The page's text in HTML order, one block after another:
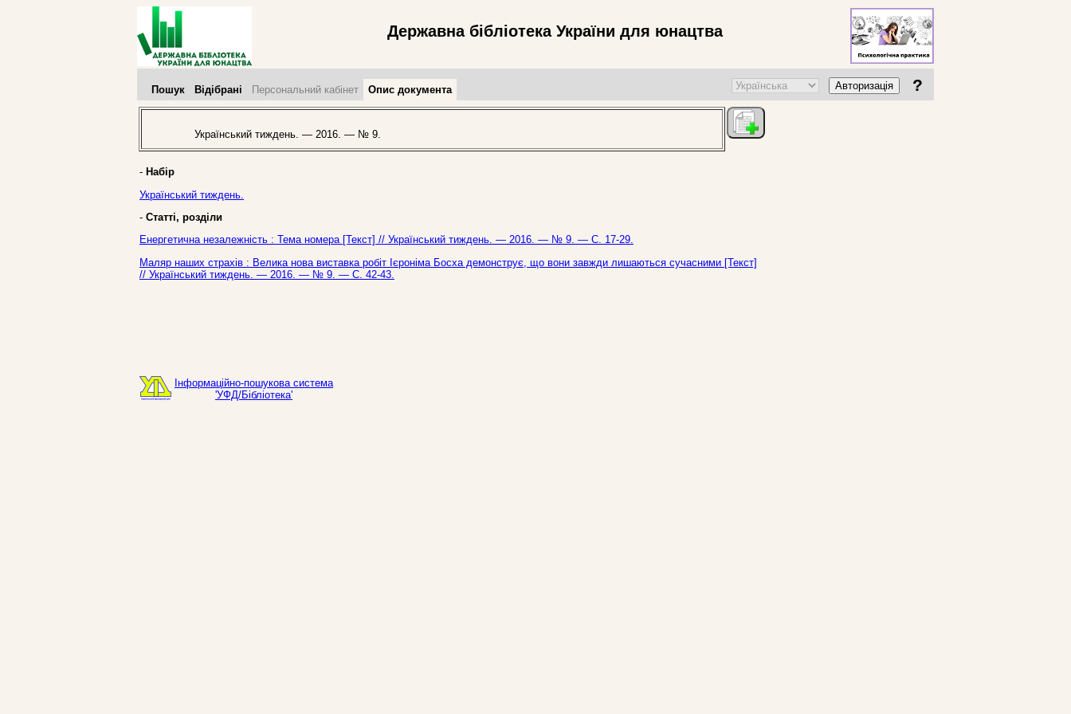
Державна бібліотека України для юнацтва
Пошук Відібрані Персональний кабінет Опис документа Авторизація ?
Український тиждень. — 2016. — № 9.
- Набір
Український тиждень.
- Статті, розділи
Енергетична незалежність : Тема номера [Текст] // Український тиждень. — 2016. — № 9. — С. 17-29.
Маляр наших страхів : Велика нова виставка робіт Ієроніма Босха демонструє, що вони завжди лишаються сучасними [Текст]
// Український тиждень. — 2016. — № 9. — С. 42-43.
Інформаційно-пошукова система
'УФД/Бібліотека'